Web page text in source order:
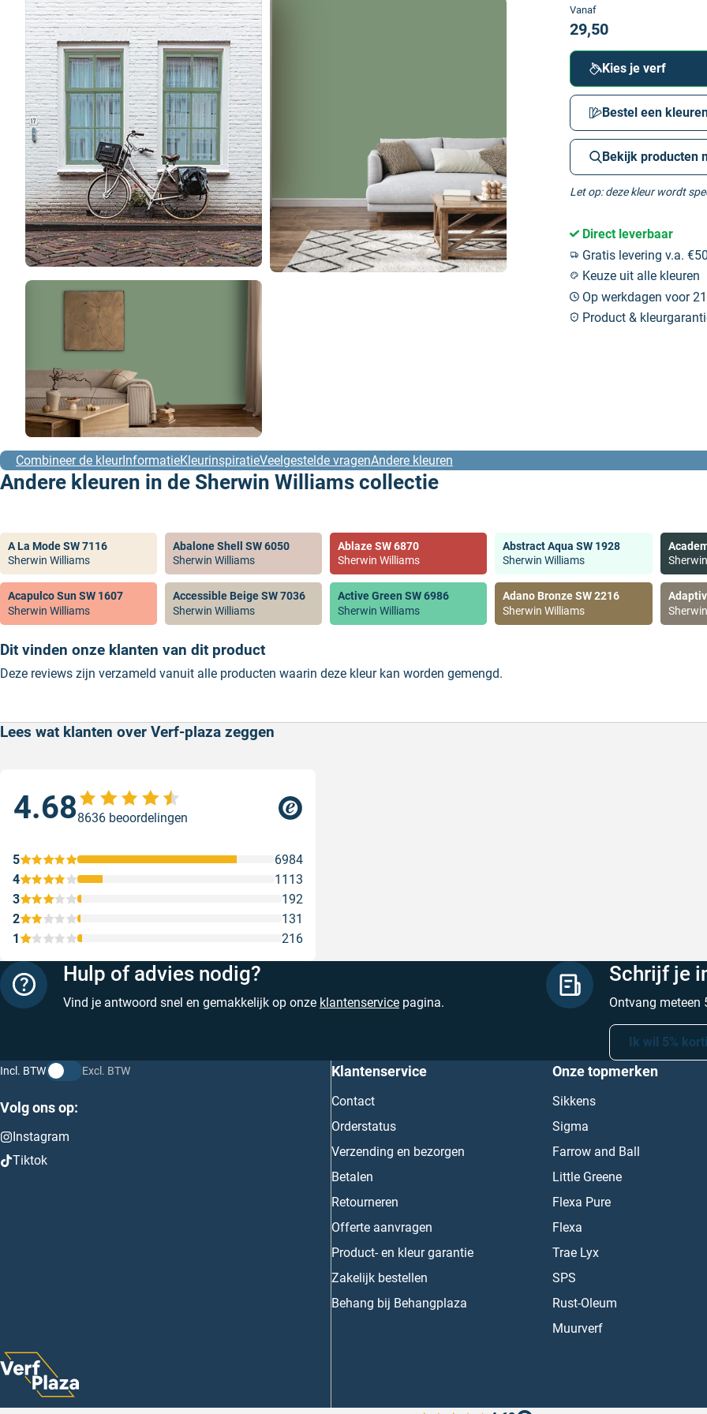
Vanaf
29,50
Kies je verf
Bestel een
Bekijk producten
Let op: deze kleur wordt
Direct leverbaar
Gratis levering v.a.
Keuze uit alle kleuren
Op werkdagen voor
Product &
Combineer de kleurInformatieKleurinspiratieVeelgestelde vragenAndere kleuren
Andere kleuren in de Sherwin Williams collectie
A La Mode SW 7116
Sherwin Williams
Abalone Shell SW 6050
Sherwin Williams
Ablaze SW 6870
Sherwin Williams
Abstract Aqua SW 1928
Sherwin Williams
Acapulco Sun SW 1607
Sherwin Williams
Accessible Beige SW 7036
Sherwin Williams
Active Green SW 6986
Sherwin Williams
Adano Bronze SW 2216
Sherwin Williams
Dit vinden onze klanten van dit product
Deze reviews zijn verzameld vanuit alle producten waarin deze kleur kan worden gemengd.
Lees wat klanten over Verf-plaza zeggen
4.688636 beoordelingen
1 216
2 131
3 192
4 1113
5 6984
Hulp of advies nodig?
Vind je antwoord snel en gemakkelijk op onze klantenservice pagina.
Schrijf je
Ontvang meteen
Ik wil 5%
Incl. BTW Excl. BTW
Volg ons op:
Instagram
Tiktok
Klantenservice
Contact
Orderstatus
Verzending en bezorgen
Betalen
Retourneren
Offerte aanvragen
Product- en kleur garantie
Zakelijk bestellen
Behang bij Behangplaza
Onze topmerken
Sikkens
Sigma
Farrow and Ball
Little Greene
Flexa Pure
Flexa
Trae Lyx
SPS
Rust-Oleum
Muurverf